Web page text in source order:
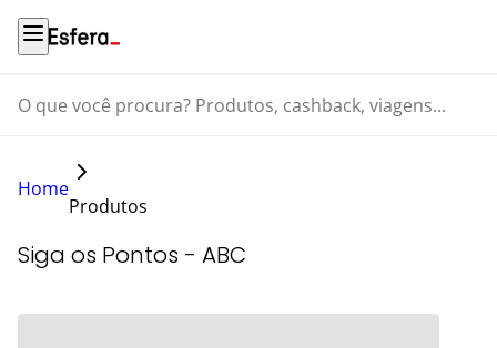
O que você procura? Produtos, cashback, viagens...
Home
Produtos
Siga os Pontos - ABC